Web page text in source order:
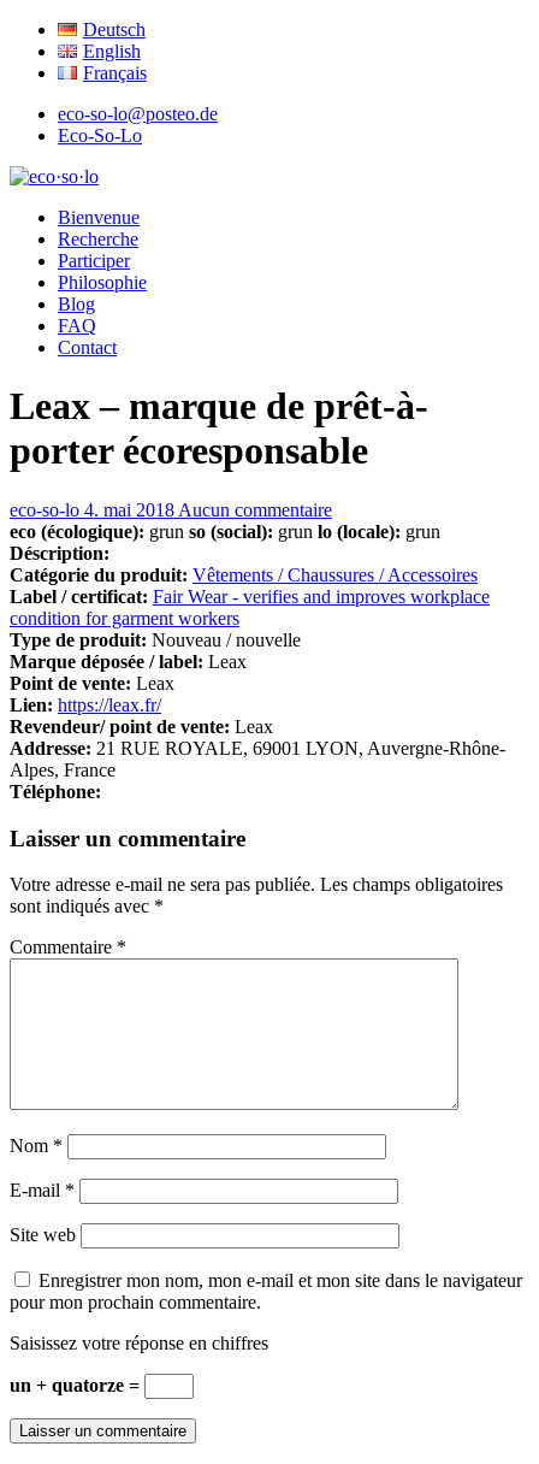
Deutsch
English
Français
eco-so-lo@posteo.de
Eco-So-Lo
eco·so·lo
Bienvenue
Recherche
Participer
Philosophie
Blog
FAQ
Contact
Leax – marque de prêt-à-
porter écoresponsable
eco-so-lo 4. mai 2018 Aucun commentaire
eco (écologique): grun so (social): grun lo (locale): grun
Déscription:
Catégorie du produit: Vêtements / Chaussures / Accessoires
Label / certificat: Fair Wear - verifies and improves workplace
condition for garment workers
Type de produit: Nouveau / nouvelle
Marque déposée / label: Leax
Point de vente: Leax
Lien: https://leax.fr/
Revendeur/ point de vente: Leax
Addresse: 21 RUE ROYALE, 69001 LYON, Auvergne-Rhône-
Alpes, France
Téléphone:
Laisser un commentaire
Votre adresse e-mail ne sera pas publiée. Les champs obligatoires
sont indiqués avec *
Commentaire *
Nom *
E-mail *
Site web
Enregistrer mon nom, mon e-mail et mon site dans le navigateur
pour mon prochain commentaire.
Saisissez votre réponse en chiffres
un + quatorze =